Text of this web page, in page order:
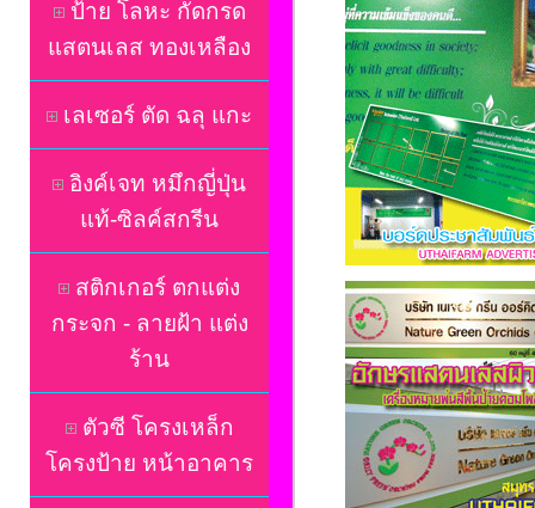
ป้าย โลหะ กัดกรด
แสตนเลส ทองเหลือง
เลเซอร์ ตัด ฉลุ แกะ
อิงค์เจท หมึกญี่ปุ่น
แท้-ซิลค์สกรีน
สติกเกอร์ ตกแต่ง
กระจก - ลายฝ้า แต่ง
ร้าน
ตัวซี โครงเหล็ก
โครงป้าย หน้าอาคาร